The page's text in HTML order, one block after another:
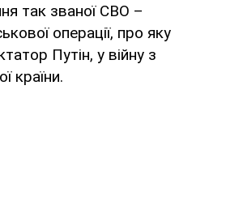
так званої СВО –
операції, про яку
Путін, у війну з
країни.